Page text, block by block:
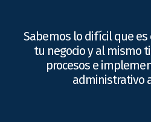
Sabemos lo difícil que
tu negocio y al mismo
procesos e
administrativo